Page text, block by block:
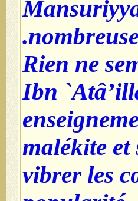
Rien ne
Ibn
malékite
vibrer les